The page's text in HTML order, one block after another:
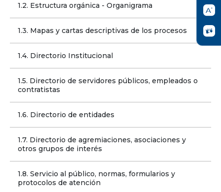
1.2. Estructura orgánica - Organigrama
1.3. Mapas y cartas descriptivas de los procesos
1.4. Directorio Institucional
1.5. Directorio de servidores públicos, empleados o
contratistas
1.6. Directorio de entidades
1.7. Directorio de agremiaciones, asociaciones y
otros grupos de interés
1.8. Servicio al público, normas, formularios y
protocolos de atención